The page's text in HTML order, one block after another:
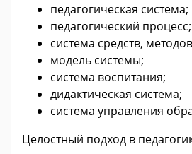
педагогическая система;
педагогический процесс;
система средств,
модель системы;
система воспитания;
дидактическая система;
система управления
Целостный подход в